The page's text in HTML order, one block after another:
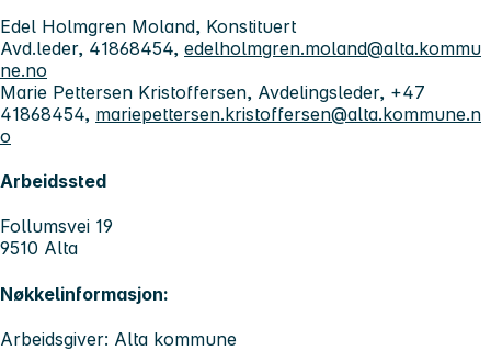
Edel Holmgren Moland, Konstituert
Avd.leder, 41868454, edelholmgren.moland@alta.kommu
ne.no
Marie Pettersen Kristoffersen, Avdelingsleder, +47
41868454, mariepettersen.kristoffersen@alta.kommune.n
o
Arbeidssted
Follumsvei 19
9510 Alta
Nøkkelinformasjon:
Arbeidsgiver: Alta kommune